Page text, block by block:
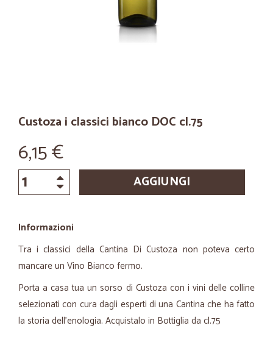
Custoza i classici bianco DOC cl.75
6,15 €
AGGIUNGI
Informazioni
Tra i classici della Cantina Di Custoza non poteva certo
mancare un Vino Bianco fermo.
Porta a casa tua un sorso di Custoza con i vini delle colline
selezionati con cura dagli esperti di una Cantina che ha fatto
la storia dell'enologia. Acquistalo in Bottiglia da cl.75